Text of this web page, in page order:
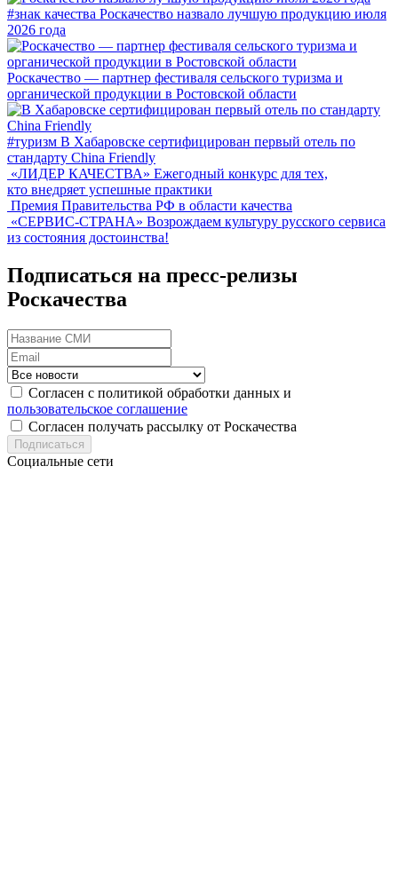
#знак качества Роскачество назвало лучшую продукцию июля
2026 года
Роскачество — партнер фестиваля сельского туризма и
органической продукции в Ростовской области
#туризм В Хабаровске сертифицирован первый отель по
стандарту China Friendly
«ЛИДЕР КАЧЕСТВА» Ежегодный конкурс для тех,
кто внедряет успешные практики
Премия Правительства РФ в области качества
«СЕРВИС-СТРАНА» Возрождаем культуру русского сервиса
из состояния достоинства!
Подписаться на пресс-релизы
Роскачества
Согласен с политикой обработки данных и
пользовательское соглашение
Согласен получать рассылку от Роскачества
Подписаться
Социальные сети